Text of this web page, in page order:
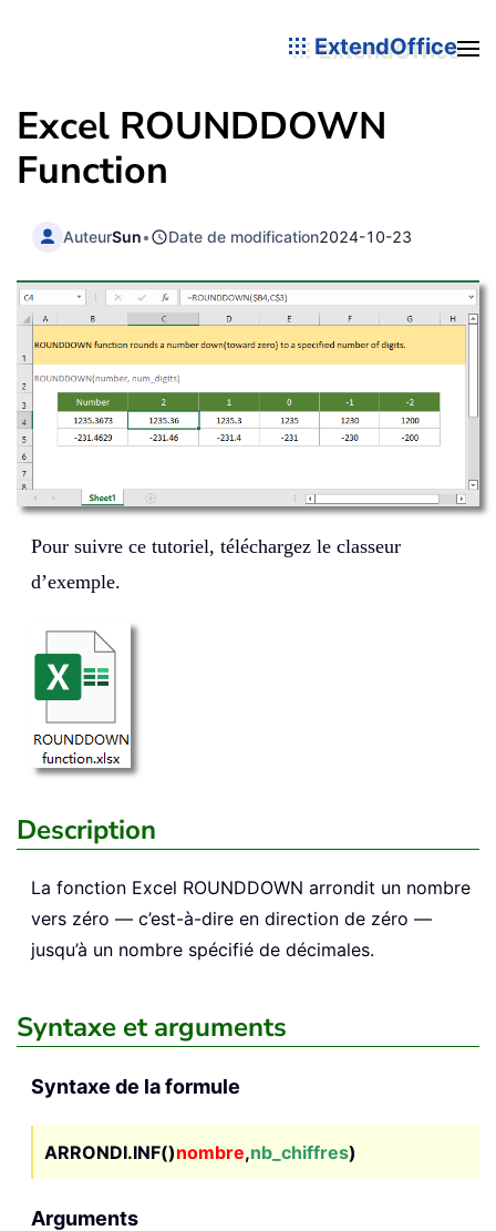
ExtendOffice
Excel ROUNDDOWN
Function
AuteurSun• Date de modification2024-10-23
Pour suivre ce tutoriel, téléchargez le classeur
d’exemple.
Description
La fonction Excel ROUNDDOWN arrondit un nombre
vers zéro — c’est-à-dire en direction de zéro —
jusqu’à un nombre spécifié de décimales.
Syntaxe et arguments
Syntaxe de la formule
ARRONDI.INF()nombre,nb_chiffres)
Arguments